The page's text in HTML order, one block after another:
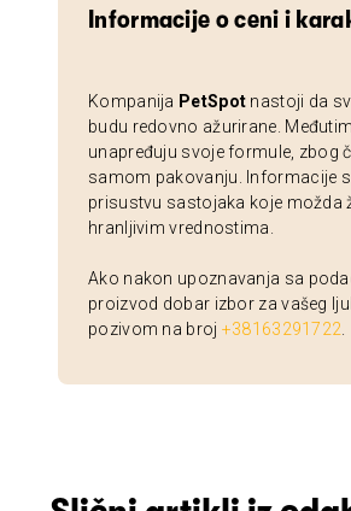
Informacije o ceni i
Kompanija PetSpot nastoji da
budu redovno ažurirane.
unapređuju svoje formule, zbog
samom pakovanju. Informacije
prisustvu sastojaka koje možda
hranljivim vrednostima.
Ako nakon upoznavanja sa
proizvod dobar izbor za vašeg
pozivom na broj +38163291722